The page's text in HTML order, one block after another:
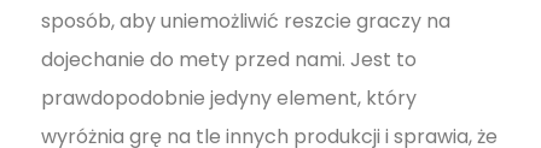
sposób, aby uniemożliwić reszcie graczy na
dojechanie do mety przed nami. Jest to
prawdopodobnie jedyny element, który
wyróżnia grę na tle innych produkcji i sprawia, że